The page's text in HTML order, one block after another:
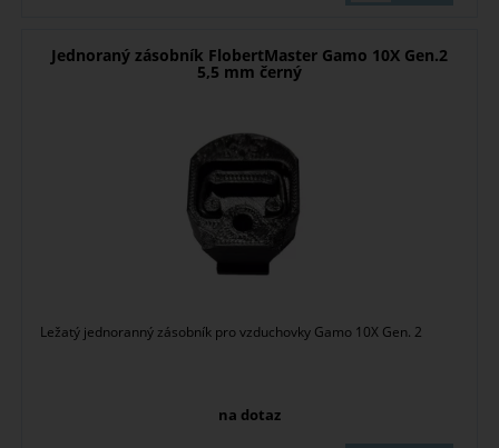
Jednoraný zásobník FlobertMaster Gamo 10X Gen.2
5,5 mm černý
Ležatý jednoranný zásobník pro vzduchovky Gamo 10X Gen. 2
na dotaz